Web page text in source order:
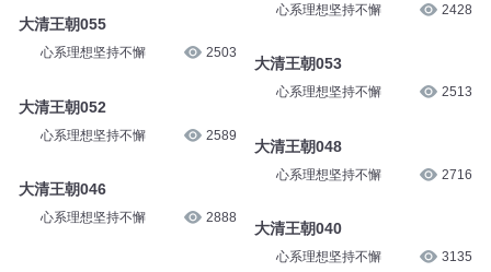
大清王朝055
心系理想坚持不懈 2503
大清王朝052
心系理想坚持不懈 2589
大清王朝046
心系理想坚持不懈 2888
心系理想坚持不懈 2428
大清王朝053
心系理想坚持不懈 2513
大清王朝048
心系理想坚持不懈 2716
大清王朝040
心系理想坚持不懈 3135